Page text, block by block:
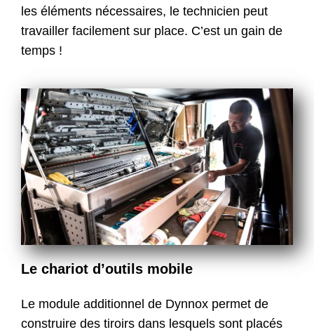
les éléments nécessaires, le technicien peut
travailler facilement sur place. C’est un gain de
temps !
Le chariot d’outils mobile
Le module additionnel de Dynnox permet de
construire des tiroirs dans lesquels sont placés